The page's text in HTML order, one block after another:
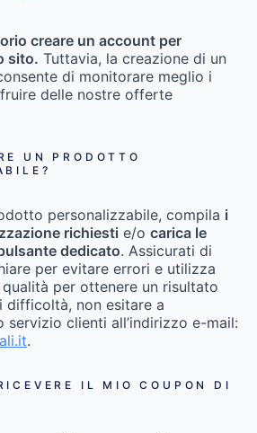
creare un account per
sito. Tuttavia, la creazione di un
di monitorare meglio i
delle nostre offerte
UN PRODOTTO
personalizzabile, compila i
richiesti e/o carica le
dedicato. Assicurati di
per evitare errori e utilizza
per ottenere un risultato
difficoltà, non esitare a
clienti all’indirizzo e-mail:
.
IL MIO COUPON DI